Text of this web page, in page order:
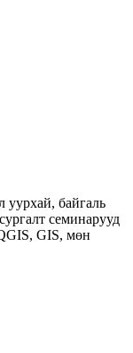
байгаль
семинарууд
GIS, мөн